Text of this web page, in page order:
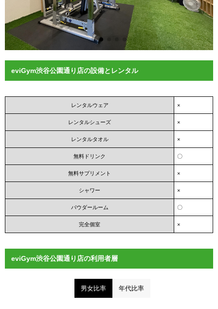
eviGym渋谷公園通り店の設備とレンタル
レンタルウェア ×
レンタルシューズ ×
レンタルタオル ×
無料ドリンク 〇
無料サプリメント ×
シャワー ×
パウダールーム 〇
完全個室 ×
eviGym渋谷公園通り店の利用者層
男女比率 年代比率